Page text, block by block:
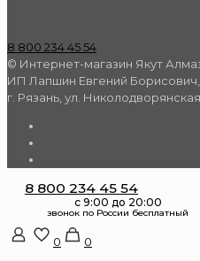
8 800 234 45 54
© Интернет-магазин Якут
ИП Лапшин Евгений Борисович,
г. Рязань, ул.
8 800 234 45 54
0
0